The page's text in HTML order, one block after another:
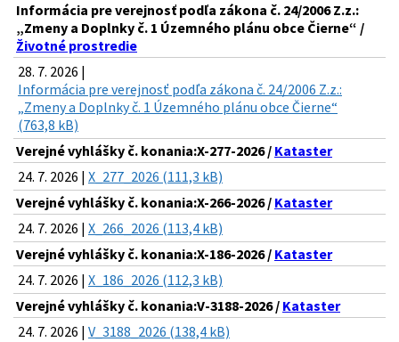
Informácia pre verejnosť podľa zákona č. 24/2006 Z.z.:
„Zmeny a Doplnky č. 1 Územného plánu obce Čierne“ /
Životné prostredie
28. 7. 2026 |
Informácia pre verejnosť podľa zákona č. 24/2006 Z.z.:
„Zmeny a Doplnky č. 1 Územného plánu obce Čierne“
(763,8 kB)
Verejné vyhlášky č. konania:X-277-2026 / Kataster
24. 7. 2026 | X_277_2026 (111,3 kB)
Verejné vyhlášky č. konania:X-266-2026 / Kataster
24. 7. 2026 | X_266_2026 (113,4 kB)
Verejné vyhlášky č. konania:X-186-2026 / Kataster
24. 7. 2026 | X_186_2026 (112,3 kB)
Verejné vyhlášky č. konania:V-3188-2026 / Kataster
24. 7. 2026 | V_3188_2026 (138,4 kB)